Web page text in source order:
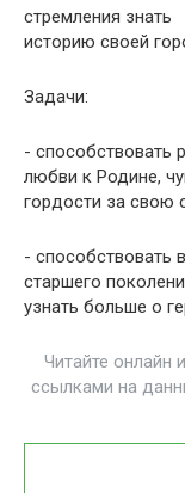
стремления знать
историю своей
Задачи:
- способствовать
любви к Родине,
гордости за свою
- способствовать
старшего
узнать больше о
Читайте онлайн
ссылками на